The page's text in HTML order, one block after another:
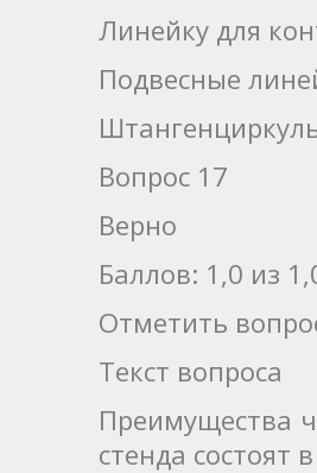
Линейку для
Подвесные
Вопрос 17
Верно
Баллов: 1,0 из
Отметить
Текст вопроса
Преимущества
стенда состоят